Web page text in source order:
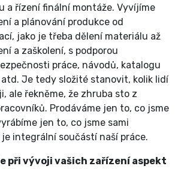
a řízení finální montáže. Vyvíjíme
a plánování produkce od
jako je třeba dělení materiálu až
a zaškolení, s podporou
práce, návodů, katalogu
Je tedy složité stanovit, kolik lidí
ale řekněme, že zhruba sto z
Prodáváme jen to, co jsme
jen to, co jsme sami
integrální součástí naší práce.
při vývoji vašich zařízení aspekt